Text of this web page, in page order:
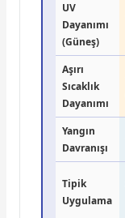
UV
Dayanımı
(Güneş)
Aşırı
Sıcaklık
Dayanımı
Yangın
Davranışı
Tipik
Uygulama